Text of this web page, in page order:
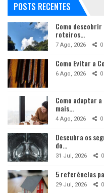
POSTS RECENTES
Como
roteiros…
7 Ago, 2026 0
Como Evitar a
6 Ago, 2026 0
Como adaptar
mais…
4 Ago, 2026 0
Descubra os
do…
31 Jul, 2026 0
5 referências
29 Jul, 2026 0